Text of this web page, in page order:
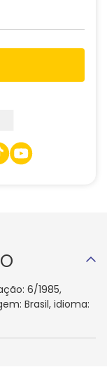
6/1985,
Brasil, idioma: